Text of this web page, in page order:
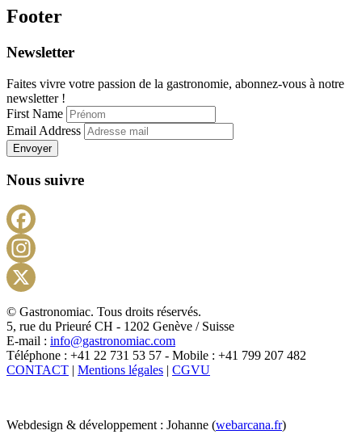
Footer
Newsletter
Faites vivre votre passion de la gastronomie, abonnez-vous à notre
newsletter !
First Name
Email Address
Envoyer
Nous suivre
X
© Gastronomiac. Tous droits réservés.
5, rue du Prieuré CH - 1202 Genève / Suisse
E-mail : info@gastronomiac.com
Téléphone : +41 22 731 53 57 - Mobile : +41 799 207 482
CONTACT | Mentions légales | CGVU
Webdesign & développement : Johanne (webarcana.fr)